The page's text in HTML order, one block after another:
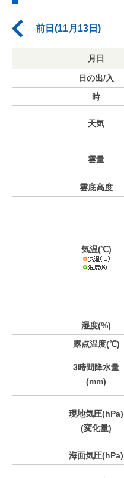
前日(11月13日)
月日
日の出/入
時
天気
雲量
雲底高度
気温(℃)
湿度(%)
露点温度(℃)
3時間降水量
(mm)
現地気圧(hPa)
(変化量)
海面気圧(hPa)